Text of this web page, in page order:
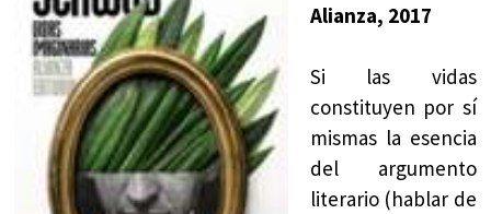
Alianza, 2017
Si las vidas
constituyen por sí
mismas la esencia
del argumento
literario (hablar de